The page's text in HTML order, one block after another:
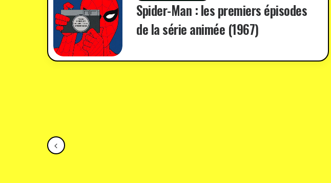
Spider-Man : les premiers épisodes
de la série animée (1967)